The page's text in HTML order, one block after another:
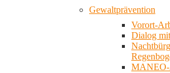
Gewaltprävention
Vorort-
Dialog
MANEO-